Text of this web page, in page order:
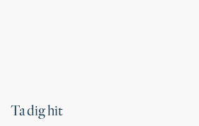
Ta dig hit